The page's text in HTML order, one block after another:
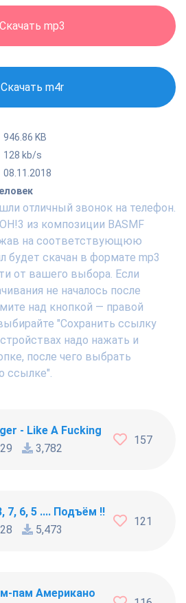
Скачать mp3
Скачать m4r
946.86 KB
128 kb/s
08.11.2018
отличный звонок на телефон.
из композиции BASMF
на соответствующюю
будет скачан в формате mp3
от вашего выбора. Если
не началось после
над кнопкой — правой
"Сохранить ссылку
надо нажать и
после чего выбрать
ссылке".
- Like A Fucking Newbie
3,782
157
7, 6, 5 .... Подъём !!!
5,473
121
пам Американо